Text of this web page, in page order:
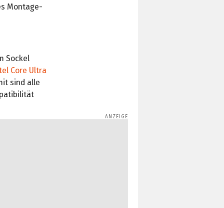
Montage-
Sockel
Core Ultra
sind alle